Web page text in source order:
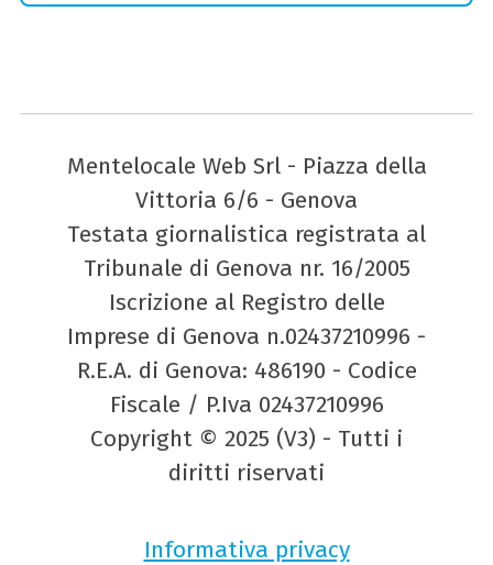
Mentelocale Web Srl - Piazza della
Vittoria 6/6 - Genova
Testata giornalistica registrata al
Tribunale di Genova nr. 16/2005
Iscrizione al Registro delle
Imprese di Genova n.02437210996 -
R.E.A. di Genova: 486190 - Codice
Fiscale / P.Iva 02437210996
Copyright © 2025 (V3) - Tutti i
diritti riservati
Informativa privacy